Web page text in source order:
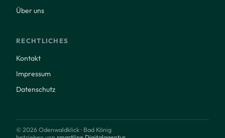
Über uns
RECHTLICHES
Kontakt
Impressum
Datenschutz
© 2026 Odenwaldklick · Bad König